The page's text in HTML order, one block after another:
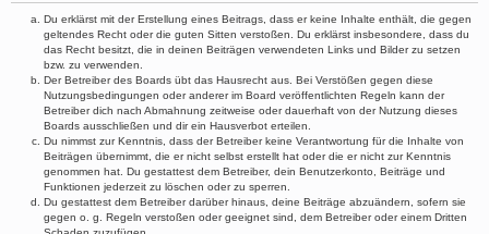
Du erklärst mit der Erstellung eines Beitrags, dass er keine Inhalte enthält, die gegen
geltendes Recht oder die guten Sitten verstoßen. Du erklärst insbesondere, dass du
das Recht besitzt, die in deinen Beiträgen verwendeten Links und Bilder zu setzen
bzw. zu verwenden.
Der Betreiber des Boards übt das Hausrecht aus. Bei Verstößen gegen diese
Nutzungsbedingungen oder anderer im Board veröffentlichten Regeln kann der
Betreiber dich nach Abmahnung zeitweise oder dauerhaft von der Nutzung dieses
Boards ausschließen und dir ein Hausverbot erteilen.
Du nimmst zur Kenntnis, dass der Betreiber keine Verantwortung für die Inhalte von
Beiträgen übernimmt, die er nicht selbst erstellt hat oder die er nicht zur Kenntnis
genommen hat. Du gestattest dem Betreiber, dein Benutzerkonto, Beiträge und
Funktionen jederzeit zu löschen oder zu sperren.
Du gestattest dem Betreiber darüber hinaus, deine Beiträge abzuändern, sofern sie
gegen o. g. Regeln verstoßen oder geeignet sind, dem Betreiber oder einem Dritten